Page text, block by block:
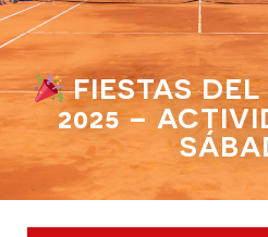
FIESTAS DEL
2025 –